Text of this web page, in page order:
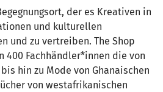
der es Kreativen in
und kulturellen
und zu vertreiben. The Shop
400 Fachhändler*innen die von
hin zu Mode von Ghanaischen
von westafrikanischen